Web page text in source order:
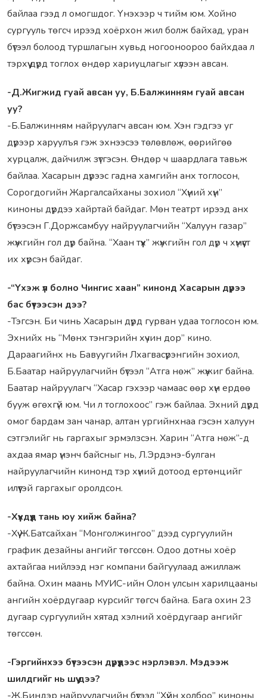
байлаа гээд л омогшдог. Үнэхээр ч тийм юм. Хойно
сургууль төгсч ирээд хоёрхон жил болж байхад, уран
бүтээл болоод туршлагын хувьд ногооноороо байхдаа л
тэрхүү дүрд тоглох өндөр хариуцлагыг хүлээн авсан.
-Д.Жигжид гуай авсан уу, Б.Балжинням гуай авсан
уу?
-Б.Балжинням найруулагч авсан юм. Хэн гэдгээ уг
дүрээр харуулъя гэж эхнээсээ төлөвлөж, өөрийгөө
хурцалж, дайчилж зүтгэсэн. Өндөр ч шаардлага тавьж
байлаа. Хасарын дүрээс гадна хамгийн анх тоглосон,
Сорогдогийн Жаргалсайханы зохиол “Хүний хүн”
киноны дүрдээ хайртай байдаг. Мөн театрт ирээд анх
бүтээсэн Г.Доржсамбуу найруулагчийн “Халуун газар”
жүжгийн гол дүр байна. “Хаан түүх” жүжгийн гол дүр ч хүмүүст
их хүрсэн байдаг.
-“Үхэж үл болно Чингис хаан” кинонд Хасарын дүрээ
бас бүтээсэн дээ?
-Тэгсэн. Би чинь Хасарын дүрд гурван удаа тоглосон юм.
Эхнийх нь “Мөнх тэнгэрийн хүчин дор” кино.
Дараагийнх нь Бавуугийн Лхагвасүрэнгийн зохиол,
Б.Баатар найруулагчийн бүтээл “Атга нөж” жүжиг байна.
Баатар найруулагч “Хасар гэхээр чамаас өөр хүн ердөө
бууж өгөхгүй юм. Чи л тоглохоос” гэж байлаа. Эхний дүрд
омог бардам зан чанар, алтан ургийнхнаа гэсэн халуун
сэтгэлийг нь гаргахыг эрмэлзсэн. Харин “Атга нөж”-д
ахдаа ямар үнэнч байсныг нь, Л.Эрдэнэ-булган
найруулагчийн кинонд тэр хүний дотоод ертөнцийг
илүүтэй гаргахыг оролдсон.
-Хүүхдүүд тань юу хийж байна?
-Хүү Ж.Батсайхан “Монголжингоо” дээд сургуулийн
график дезайны ангийг төгссөн. Одоо дотны хоёр
ахтайгаа нийлээд нэг компани байгуулаад ажиллаж
байна. Охин маань МУИС-ийн Олон улсын харилцааны
ангийн хоёрдугаар курсийг төгсч байна. Бага охин 23
дугаар сургуулийн хятад хэлний хоёрдугаар ангийг
төгссөн.
-Гэргийнхээ бүтээсэн дүрүүдээс нэрлэвэл. Мэдээж
шилдгийг нь шүү дээ?
-Ж.Биндэр найруулагчийн бүтээл “Хүйн холбоо” киноны